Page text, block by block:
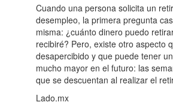
Cuando una persona solicita un
desempleo, la primera pregunta
misma: ¿cuánto dinero puedo
recibiré? Pero, existe otro aspecto
desapercibido y que puede tener
mucho mayor en el futuro: las
que se descuentan al realizar el
Lado.mx